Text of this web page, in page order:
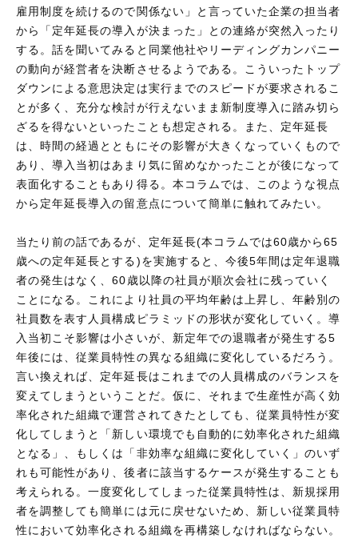
雇用制度を続けるので関係ない」と言っていた企業の担当者
から「定年延長の導入が決まった」との連絡が突然入ったり
する。話を聞いてみると同業他社やリーディングカンパニー
の動向が経営者を決断させるようである。こういったトップ
ダウンによる意思決定は実行までのスピードが要求されるこ
とが多く、充分な検討が行えないまま新制度導入に踏み切ら
ざるを得ないといったことも想定される。また、定年延長
は、時間の経過とともにその影響が大きくなっていくもので
あり、導入当初はあまり気に留めなかったことが後になって
表面化することもあり得る。本コラムでは、このような視点
から定年延長導入の留意点について簡単に触れてみたい。
当たり前の話であるが、定年延長(本コラムでは60歳から65
歳への定年延長とする)を実施すると、今後5年間は定年退職
者の発生はなく、60歳以降の社員が順次会社に残っていく
ことになる。これにより社員の平均年齢は上昇し、年齢別の
社員数を表す人員構成ピラミッドの形状が変化していく。導
入当初こそ影響は小さいが、新定年での退職者が発生する5
年後には、従業員特性の異なる組織に変化しているだろう。
言い換えれば、定年延長はこれまでの人員構成のバランスを
変えてしまうということだ。仮に、それまで生産性が高く効
率化された組織で運営されてきたとしても、従業員特性が変
化してしまうと「新しい環境でも自動的に効率化された組織
となる」、もしくは「非効率な組織に変化していく」のいず
れも可能性があり、後者に該当するケースが発生することも
考えられる。一度変化してしまった従業員特性は、新規採用
者を調整しても簡単には元に戻せないため、新しい従業員特
性において効率化される組織を再構築しなければならない。